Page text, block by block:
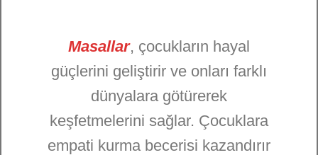
Masallar, çocukların hayal
güçlerini geliştirir ve onları farklı
dünyalara götürerek
keşfetmelerini sağlar. Çocuklara
empati kurma becerisi kazandırır